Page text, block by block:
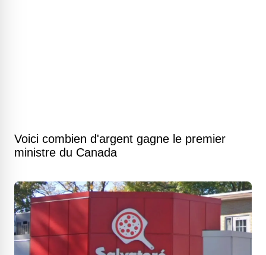
Voici combien d'argent gagne le premier
ministre du Canada